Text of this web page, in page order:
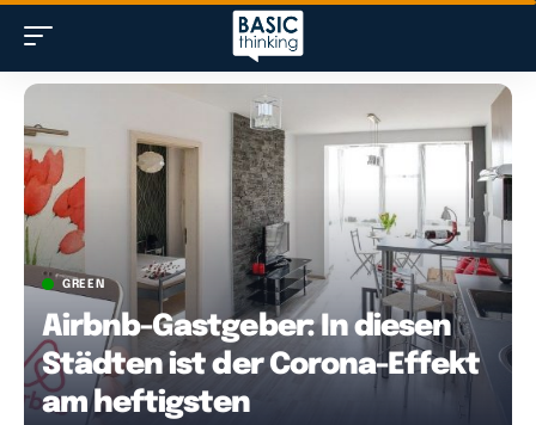
GREEN
Airbnb-Gastgeber: In diesen
Städten ist der Corona-Effekt
am heftigsten